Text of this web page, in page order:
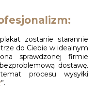
zostanie starannie
do Ciebie w idealnym
sprawdzonej firmie
dostawę.
procesu wysyłki
”.